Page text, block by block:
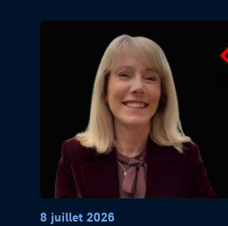
8 juillet 2026